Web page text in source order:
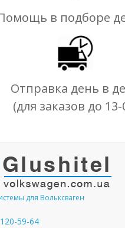
в подборе
Отправка день в
(для заказов до 13-
для Вольксваген
59-64